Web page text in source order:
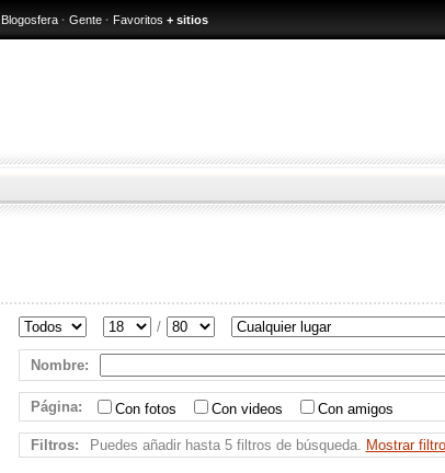
Blogosfera · Gente · Favoritos + sitios
/
Nombre:
Página: Con fotos Con videos Con amigos
Filtros: Puedes añadir hasta 5 filtros de búsqueda. Mostrar